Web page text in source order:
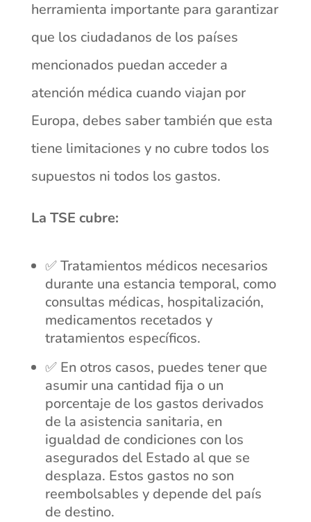
herramienta importante para garantizar
que los ciudadanos de los países
mencionados puedan acceder a
atención médica cuando viajan por
Europa, debes saber también que esta
tiene limitaciones y no cubre todos los
supuestos ni todos los gastos.
La TSE cubre:
✅ Tratamientos médicos necesarios
durante una estancia temporal, como
consultas médicas, hospitalización,
medicamentos recetados y
tratamientos específicos.
✅ En otros casos, puedes tener que
asumir una cantidad fija o un
porcentaje de los gastos derivados
de la asistencia sanitaria, en
igualdad de condiciones con los
asegurados del Estado al que se
desplaza. Estos gastos no son
reembolsables y depende del país
de destino.